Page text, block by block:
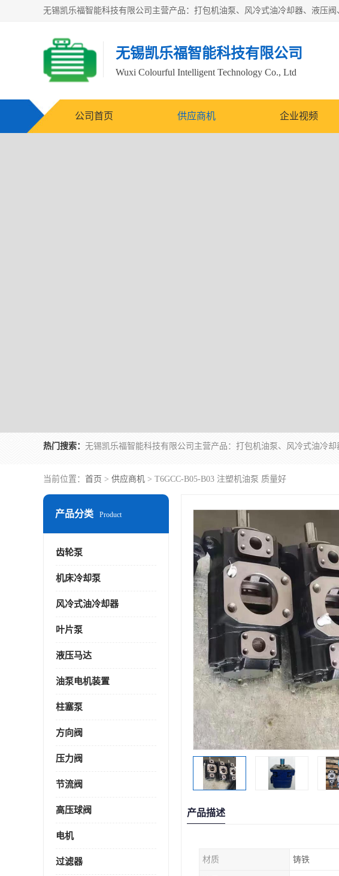
无锡凯乐福智能科技有限公司
Wuxi Colourful Intelligent Technology Co., Ltd
公司首页 供应商机 企业视频
热门搜索：
当前位置： 首页 > 供应商机 > T6GCC-B05-B03 注塑机油泵 质量好
产品分类 Product
齿轮泵
机床冷却泵
风冷式油冷却器
叶片泵
液压马达
油泵电机装置
柱塞泵
方向阀
压力阀
节流阀
高压球阀
电机
过滤器
产品描述
材质 铸铁